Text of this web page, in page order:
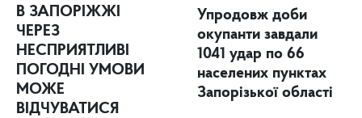
В ЗАПОРІЖЖІ
ЧЕРЕЗ
НЕСПРИЯТЛИВІ
ПОГОДНІ УМОВИ
МОЖЕ
ВІДЧУВАТИСЯ
Упродовж доби
окупанти завдали
1041 удар по 66
населених пунктах
Запорізької області